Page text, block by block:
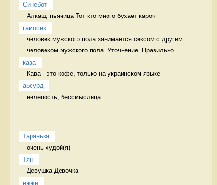
Синебот
Алкаш, пьяница Тот кто много бухает кароч
гамосек
человек мужского пола занимается сексом с другим
человеком мужского пола  Уточнение: Правильно...
кава
Кава - это кофе, только на украинском языке
абсурд
нелепость, бессмыслица
Таранька
очень худой(я)
Тян
Девушка Девочка
ежжи